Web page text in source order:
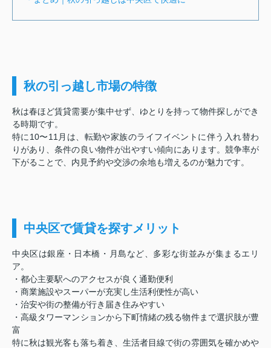
秋の引っ越し市場の特徴
秋は春ほど賃貸需要が集中せず、ゆとりを持って物件探しができ
る時期です。
特に10〜11月は、転勤や家族のライフイベントに伴う入れ替わ
りがあり、条件の良い物件が出やすい傾向にあります。競争率が
下がることで、内見予約や交渉の余地も増えるのが魅力です。
中央区で賃貸を探すメリット
中央区は銀座・日本橋・月島など、多彩な街並みが集まるエリ
ア。
・都心主要駅へのアクセスが良く通勤便利
・商業施設やスーパーが充実し生活利便性が高い
・治安や街の整備が行き届き住みやすい
・高級タワーマンションから下町情緒の残る物件まで選択肢が豊
富
特に秋は観光客も落ち着き、生活者目線で街の雰囲気を確かめや